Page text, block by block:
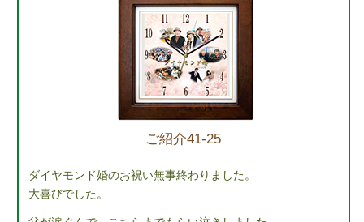
ご紹介41-25
ダイヤモンド婚のお祝い無事終わりました。
大喜びでした。